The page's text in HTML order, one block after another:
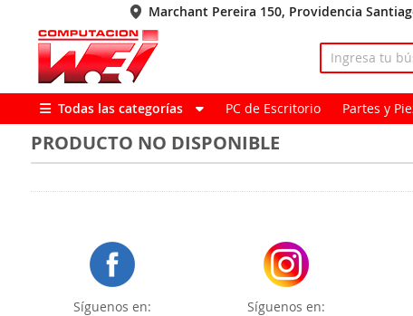
Marchant Pereira 150, Providencia
Todas las categorías PC de Escritorio Partes y
PRODUCTO NO DISPONIBLE
Síguenos en: Síguenos en: